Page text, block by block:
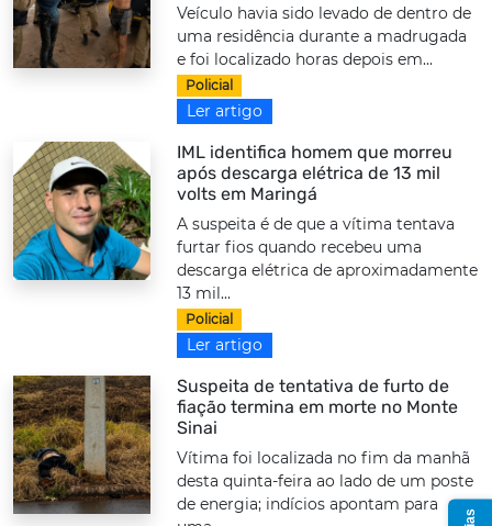
Veículo havia sido levado de dentro de
uma residência durante a madrugada
e foi localizado horas depois em...
Policial
Ler artigo
IML identifica homem que morreu
após descarga elétrica de 13 mil
volts em Maringá
A suspeita é de que a vítima tentava
furtar fios quando recebeu uma
descarga elétrica de aproximadamente
13 mil...
Policial
Ler artigo
Suspeita de tentativa de furto de
fiação termina em morte no Monte
Sinai
Vítima foi localizada no fim da manhã
desta quinta-feira ao lado de um poste
de energia; indícios apontam para